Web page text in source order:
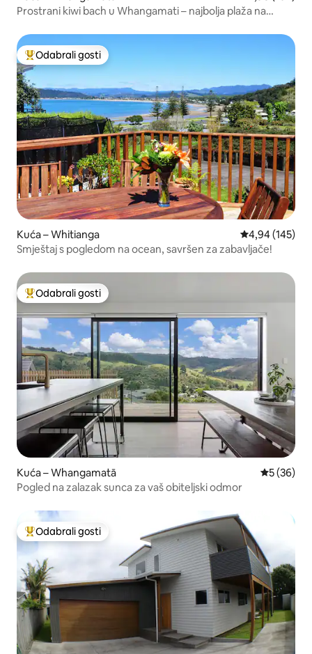
Prostrani kiwi bach u Whangamati – najbolja plaža na
Među najviše rangiranima s oznakom „Odabrali gosti”
Odabrali gosti
Kuća – Whitianga Prosječna
4,94 (145)
Smještaj s pogledom na ocean, savršen za zabavljače!
Među najviše rangiranima s oznakom „Odabrali gosti”
Odabrali gosti
Kuća – Whangamatā Prosječna
5 (36)
Pogled na zalazak sunca za vaš obiteljski odmor
Među najviše rangiranima s oznakom „Odabrali gosti”
Odabrali gosti